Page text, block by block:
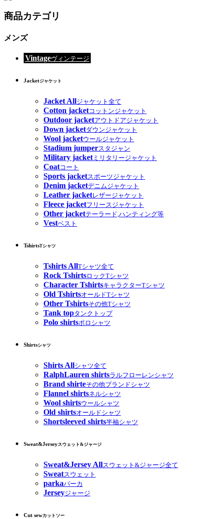
商品カテゴリ
メンズ
Vintageヴィンテージ
Jacketジャケット
Jacket Allジャケット全て
Cotton jacketコットンジャケット
Outdoor jacketアウトドアジャケット
Down jacketダウンジャケット
Wool jacketウールジャケット
Stadium jumperスタジャン
Military jacketミリタリージャケット
Coatコート
Sports jacketスポーツジャケット
Denim jacketデニムジャケット
Leather jacketレザージャケット
Fleece jacketフリースジャケット
Other jacketテーラード,ハンティング等
Vestベスト
TshirtsTシャツ
Tshirts AllTシャツ全て
Rock TshirtsロックTシャツ
Character TshirtsキャラクターTシャツ
Old TshirtsオールドTシャツ
Other Tshirtsその他Tシャツ
Tank topタンクトップ
Polo shirtsポロシャツ
Shirtsシャツ
Shirts Allシャツ全て
RalphLauren shirtsラルフローレンシャツ
Brand shirteその他ブランドシャツ
Flannel shirtsネルシャツ
Wool shirtsウールシャツ
Old shirtsオールドシャツ
Shortsleeved shirts半袖シャツ
Sweat&Jerseyスウェット&ジャージ
Sweat&Jersey Allスウェット&ジャージ全て
Sweatスウェット
parkaパーカ
Jerseyジャージ
Cut sewカットソー